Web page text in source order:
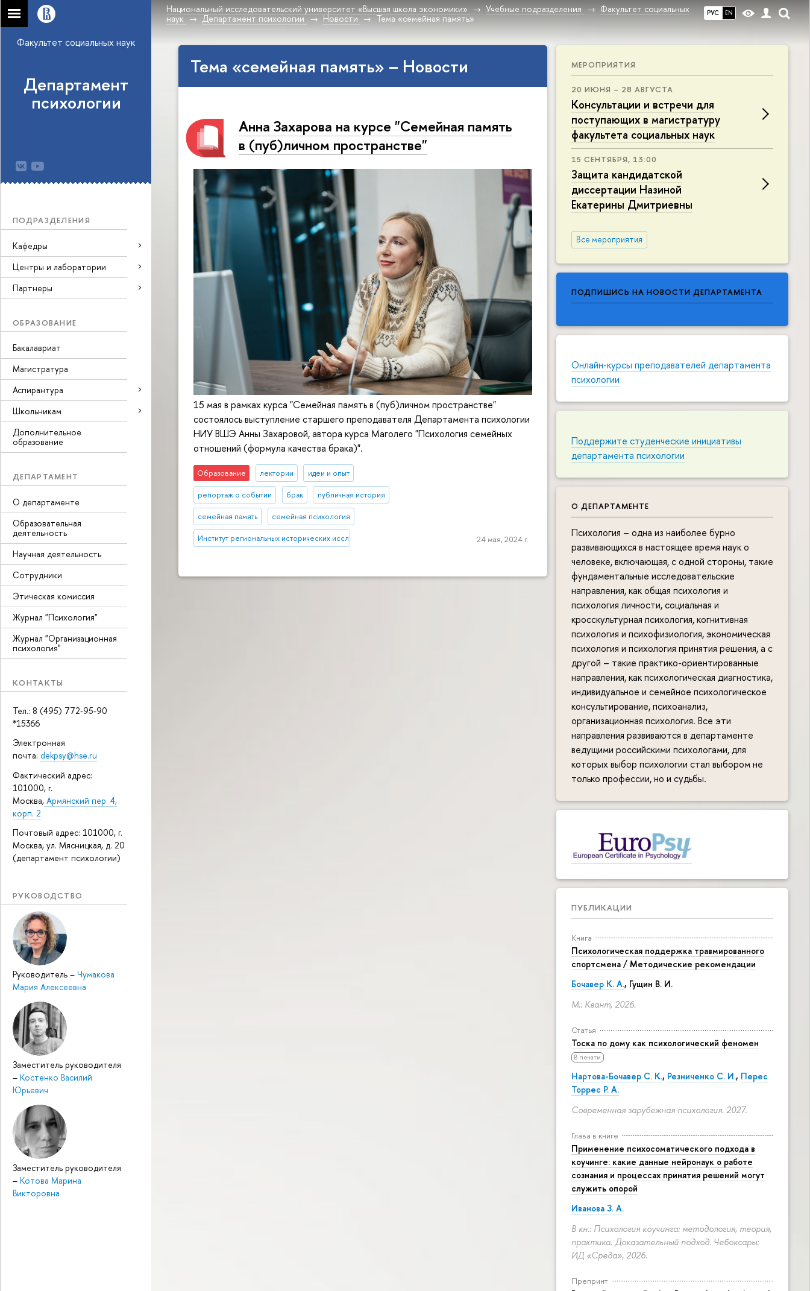
РУС EN
Национальный исследовательский университет «Высшая школа экономики» Учебные подразделения
Факультет социальных
наук
Департамент психологии Новости Тема «семейная память»
Факультет социальных наук
Департамент
психологии
ПОДРАЗДЕЛЕНИЯ
Кафедры
Центры и лаборатории
Партнеры
ОБРАЗОВАНИЕ
Бакалавриат
Магистратура
Аспирантура
Школьникам
Дополнительное
образование
ДЕПАРТАМЕНТ
О департаменте
Образовательная
деятельность
Научная деятельность
Сотрудники
Этическая комиссия
Журнал "Психология"
Журнал "Организационная
психология"
КОНТАКТЫ
Тел.: 8 (495) 772-95-90
*15366
Электронная
почта: dekpsy@hse.ru
Фактический адрес:
101000, г.
Москва, Армянский пер. 4,
корп. 2
Почтовый адрес: 101000, г.
Москва, ул. Мясницкая, д. 20
(департамент психологии)
РУКОВОДСТВО
Руководитель – Чумакова
Мария Алексеевна
Заместитель руководителя
– Костенко Василий
Юрьевич
Заместитель руководителя
– Котова Марина
Викторовна
МЕРОПРИЯТИЯ
20 ИЮНЯ – 28 АВГУСТА
Консультации и встречи для
поступающих в магистратуру
факультета социальных наук
15 СЕНТЯБРЯ, 13:00
Защита кандидатской
диссертации Назиной
Екатерины Дмитриевны
Все мероприятия
ПОДПИШИСЬ НА НОВОСТИ ДЕПАРТАМЕНТА
Онлайн-курсы преподавателей департамента
психологии
Поддержите студенческие инициативы
департамента психологии
О ДЕПАРТАМЕНТЕ
Психология – одна из наиболее бурно
развивающихся в настоящее время наук о
человеке, включающая, с одной стороны, такие
фундаментальные исследовательские
направления, как общая психология и
психология личности, социальная и
кросскультурная психология, когнитивная
психология и психофизиология, экономическая
психология и психология принятия решения, а с
другой – такие практико-ориентированные
направления, как психологическая диагностика,
индивидуальное и семейное психологическое
консультирование, психоанализ,
организационная психология. Все эти
направления развиваются в департаменте
ведущими российскими психологами, для
которых выбор психологии стал выбором не
только профессии, но и судьбы.
ПУБЛИКАЦИИ
Книга
Психологическая поддержка травмированного
спортсмена / Методические рекомендации
Бочавер К. А., Гущин В. И.
М.: Квант, 2026.
Статья
Тоска по дому как психологический феномен
В печати
Нартова-Бочавер С. К., Резниченко С. И., Перес
Торрес Р. А.
Современная зарубежная психология. 2027.
Глава в книге
Применение психосоматического подхода в
коучинге: какие данные нейронаук о работе
сознания и процессах принятия решений могут
служить опорой
Иванова З. А.
В кн.: Психология коучинга: методология, теория,
практика. Доказательный подход. Чебоксары:
ИД «Среда», 2026.
Препринт
Тема «семейная память» – Новости
Анна Захарова на курсе "Семейная память
в (пуб)личном пространстве"
15 мая в рамках курса "Семейная память в (пуб)личном пространстве"
состоялось выступление старшего преподавателя Департамента психологии
НИУ ВШЭ Анны Захаровой, автора курса Маголего "Психология семейных
отношений (формула качества брака)".
Образование лектории идеи и опыт
репортаж о событии брак публичная история
семейная память семейная психология
Институт региональных исторических исследований 24 мая, 2024 г.